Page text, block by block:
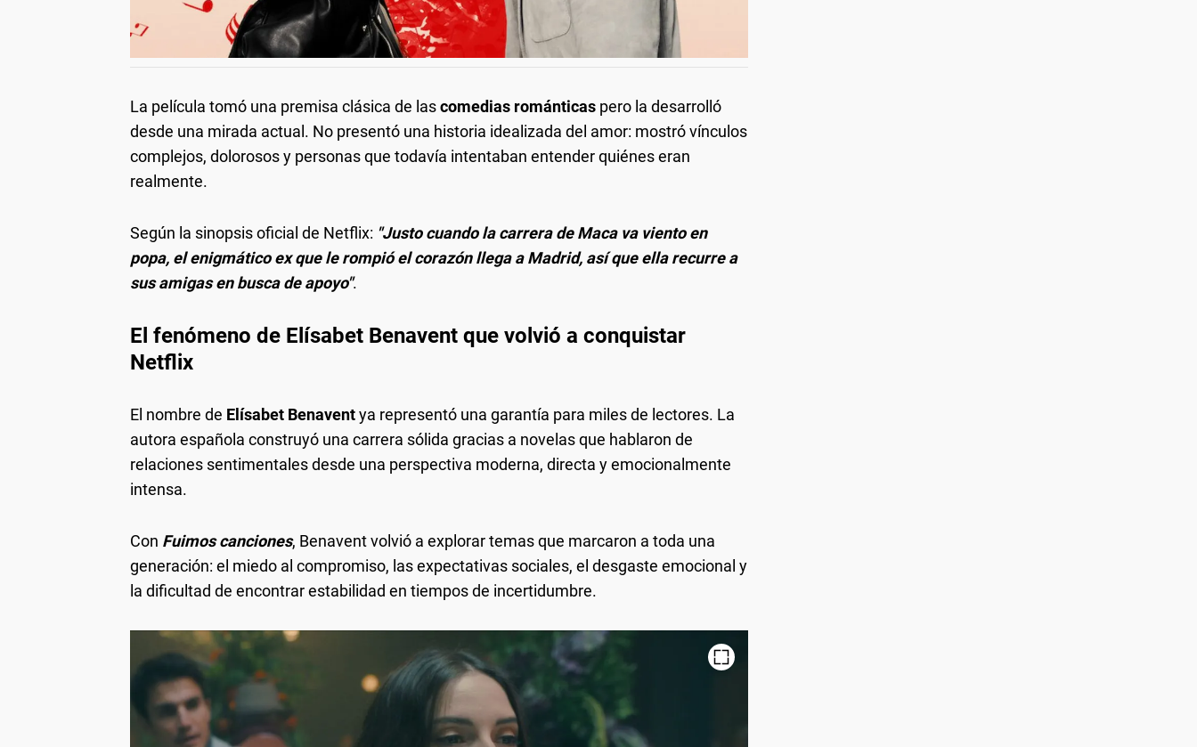
La película tomó una premisa clásica de lascomedias románticas pero la desarrolló
desde una mirada actual. No presentó una historia idealizada del amor: mostró vínculos
complejos, dolorosos y personas que todavía intentaban entender quiénes eran
realmente.
Según la sinopsis oficial de Netflix: "Justo cuando la carrera de Maca va viento en
popa, el enigmático ex que le rompió el corazón llega a Madrid, así que ella recurre a
sus amigas en busca de apoyo".
El fenómeno de Elísabet Benavent que volvió a conquistar
Netflix
El nombre de Elísabet Benaventya representó una garantía para miles de lectores. La
autora española construyó una carrera sólida gracias a novelas que hablaron de
relaciones sentimentales desde una perspectiva moderna, directa y emocionalmente
intensa.
Con Fuimos canciones, Benavent volvió a explorar temas que marcaron a toda una
generación: el miedo al compromiso, las expectativas sociales, el desgaste emocional y
la dificultad de encontrar estabilidad en tiempos de incertidumbre.